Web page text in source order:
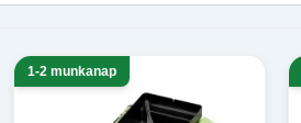
1-2 munkanap